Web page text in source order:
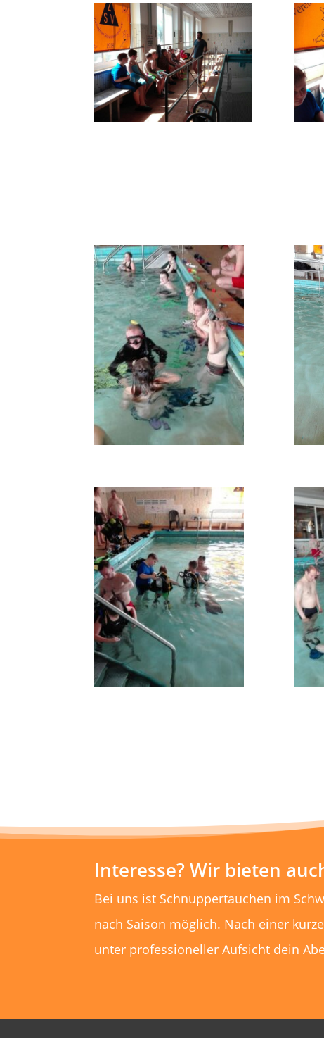
Interesse? Wir bieten
Bei uns ist Schnuppertauchen im
nach Saison möglich. Nach einer
unter professioneller Aufsicht dein